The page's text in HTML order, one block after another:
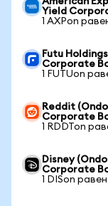
Yield
1 AXPon
Futu
Corporate
1 FUTUon
Reddit
Corporate
1 RDDTon
Disney
Corporate
1 DISon